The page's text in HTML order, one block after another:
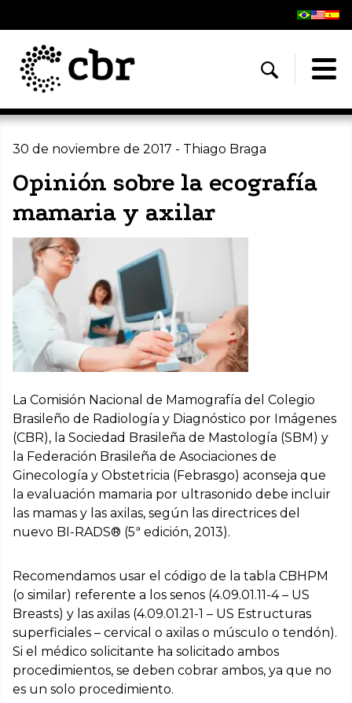
30 de noviembre de 2017 - Thiago Braga
Opinión sobre la ecografía
mamaria y axilar
La Comisión Nacional de Mamografía del Colegio
Brasileño de Radiología y Diagnóstico por Imágenes
(CBR), la Sociedad Brasileña de Mastología (SBM) y
la Federación Brasileña de Asociaciones de
Ginecología y Obstetricia (Febrasgo) aconseja que
la evaluación mamaria por ultrasonido debe incluir
las mamas y las axilas, según las directrices del
nuevo BI-RADS® (5ª edición, 2013).
Recomendamos usar el código de la tabla CBHPM
(o similar) referente a los senos (4.09.01.11-4 – US
Breasts) y las axilas (4.09.01.21-1 – US Estructuras
superficiales – cervical o axilas o músculo o tendón).
Si el médico solicitante ha solicitado ambos
procedimientos, se deben cobrar ambos, ya que no
es un solo procedimiento.